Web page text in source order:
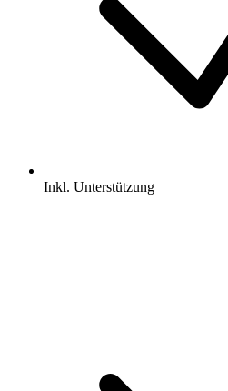
Inkl. Unterstützung